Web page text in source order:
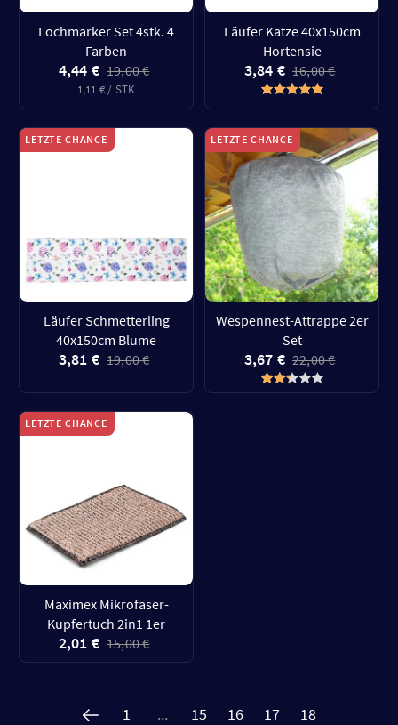
Lochmarker Set 4stk. 4
Farben
4,44 € 19,00 €
1,11 € / STK
Läufer Katze 40x150cm
Hortensie
3,84 € 16,00 €
LETZTE CHANCE
Läufer Schmetterling
40x150cm Blume
3,81 € 19,00 €
LETZTE CHANCE
Wespennest-Attrappe 2er
Set
3,67 € 22,00 €
LETZTE CHANCE
Maximex Mikrofaser-
Kupfertuch 2in1 1er
2,01 € 15,00 €
1 ... 15 16 17 18